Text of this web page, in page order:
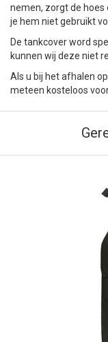
nemen, zorgt de hoes
je hem niet gebruikt
De tankcover word
kunnen wij deze niet
Als u bij het afhalen
meteen kosteloos